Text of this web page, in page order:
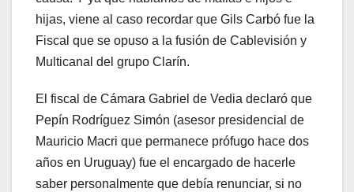
hijas, viene al caso recordar que Gils Carbó fue la
Fiscal que se opuso a la fusión de Cablevisión y
Multicanal del grupo Clarín.
El fiscal de Cámara Gabriel de Vedia declaró que
Pepín Rodríguez Simón (asesor presidencial de
Mauricio Macri que permanece prófugo hace dos
años en Uruguay) fue el encargado de hacerle
saber personalmente que debía renunciar, si no